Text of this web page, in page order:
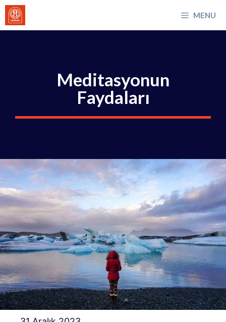
İçeriğe
atla
MENU
Meditasyonun
Faydaları